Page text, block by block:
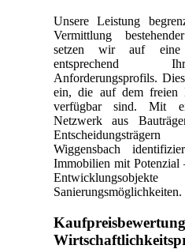
Unsere Leistung
Vermittlung
setzen wir auf eine
entsprechend
Anforderungsprofils.
ein, die auf dem freien
verfügbar sind. Mit
Netzwerk aus
Wiggensbach
Immobilien mit Potenzial
Sanierungsmöglichkeiten.